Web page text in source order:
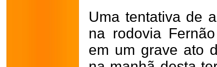
Uma tentativa de
na rodovia
em um grave ato